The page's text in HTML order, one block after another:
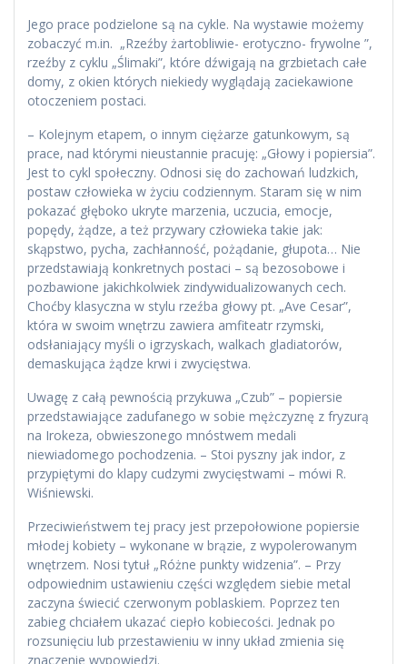
Jego prace podzielone są na cykle. Na wystawie możemy
zobaczyć m.in. „Rzeźby żartobliwie- erotyczno- frywolne ”,
rzeźby z cyklu „Ślimaki”, które dźwigają na grzbietach całe
domy, z okien których niekiedy wyglądają zaciekawione
otoczeniem postaci.
– Kolejnym etapem, o innym ciężarze gatunkowym, są
prace, nad którymi nieustannie pracuję: „Głowy i popiersia”.
Jest to cykl społeczny. Odnosi się do zachowań ludzkich,
postaw człowieka w życiu codziennym. Staram się w nim
pokazać głęboko ukryte marzenia, uczucia, emocje,
popędy, żądze, a też przywary człowieka takie jak:
skąpstwo, pycha, zachłanność, pożądanie, głupota… Nie
przedstawiają konkretnych postaci – są bezosobowe i
pozbawione jakichkolwiek zindywidualizowanych cech.
Choćby klasyczna w stylu rzeźba głowy pt. „Ave Cesar”,
która w swoim wnętrzu zawiera amfiteatr rzymski,
odsłaniający myśli o igrzyskach, walkach gladiatorów,
demaskująca żądze krwi i zwycięstwa.
Uwagę z całą pewnością przykuwa „Czub” – popiersie
przedstawiające zadufanego w sobie mężczyznę z fryzurą
na Irokeza, obwieszonego mnóstwem medali
niewiadomego pochodzenia. – Stoi pyszny jak indor, z
przypiętymi do klapy cudzymi zwycięstwami – mówi R.
Wiśniewski.
Przeciwieństwem tej pracy jest przepołowione popiersie
młodej kobiety – wykonane w brązie, z wypolerowanym
wnętrzem. Nosi tytuł „Różne punkty widzenia”. – Przy
odpowiednim ustawieniu części względem siebie metal
zaczyna świecić czerwonym poblaskiem. Poprzez ten
zabieg chciałem ukazać ciepło kobiecości. Jednak po
rozsunięciu lub przestawieniu w inny układ zmienia się
znaczenie wypowiedzi.